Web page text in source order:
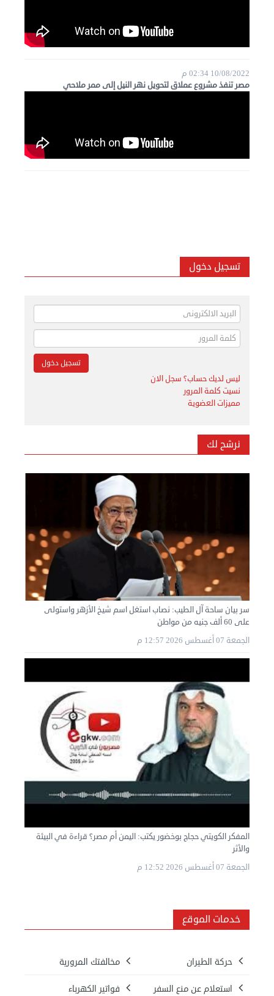
10/08/2022 02:34 م
مصر تنفذ مشروع عملاق لتحويل نهر النيل إلى ممر ملاحي
تسجيل دخول
ليس لديك حساب؟ سجل الان
نسيت كلمة المرور
مميزات العضوية
نرشح لك
سر بيان ساحة آل الطيب: نصاب استغل اسم شيخ الأزهر واستولى
على 60 ألف جنيه من مواطن
الجمعة 07 أغسطس 2026 12:57 م
المفكر الكويتي حجاج بوخضور يكتب: اليمن أم مصر؟ قراءة في البيئة
والأثر
الجمعة 07 أغسطس 2026 12:52 م
خدمات الموقع
حركة الطيران مخالفتك المرورية
استعلام عن منع السفر فواتير الكهرباء